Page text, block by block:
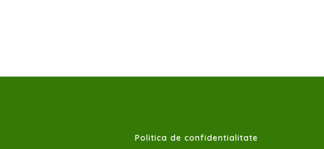
Politica de confidentialitate